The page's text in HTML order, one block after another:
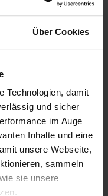
Über Cookies
Technologien, damit
und sicher
im Auge
Inhalte und eine
unsere Webseite,
sammeln
sie unsere
auf dem
Kunden haben
erhalten und